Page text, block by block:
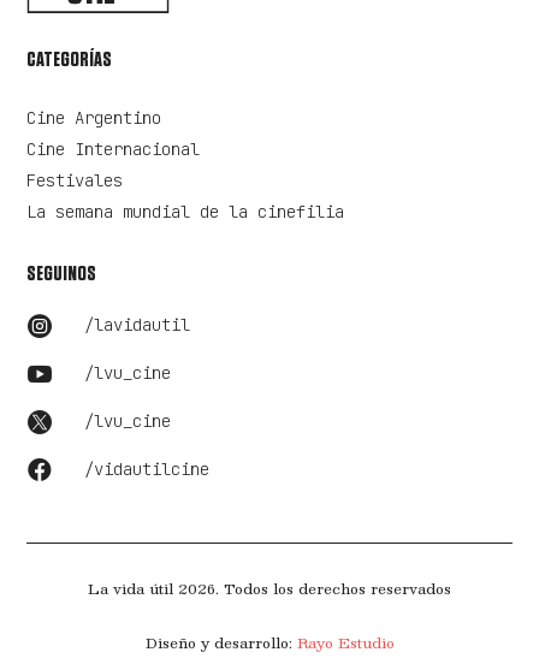
CATEGORÍAS
Cine Argentino
Cine Internacional
Festivales
La semana mundial de la cinefilia
SEGUINOS
 /lavidautil
 /lvu_cine
 /lvu_cine
 /vidautilcine
La vida útil 2026. Todos los derechos reservados
Diseño y desarrollo: Rayo Estudio